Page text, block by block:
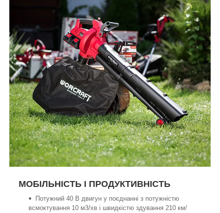
МОБІЛЬНІСТЬ І ПРОДУКТИВНІСТЬ
Потужний 40 В двигун у поєднанні з потужністю
всмоктування 10 м3/хв і швидкістю здування 210 км/